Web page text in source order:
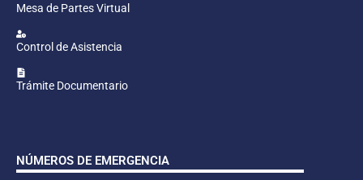
Mesa de Partes Virtual
Control de Asistencia
Trámite Documentario
NÚMEROS DE EMERGENCIA